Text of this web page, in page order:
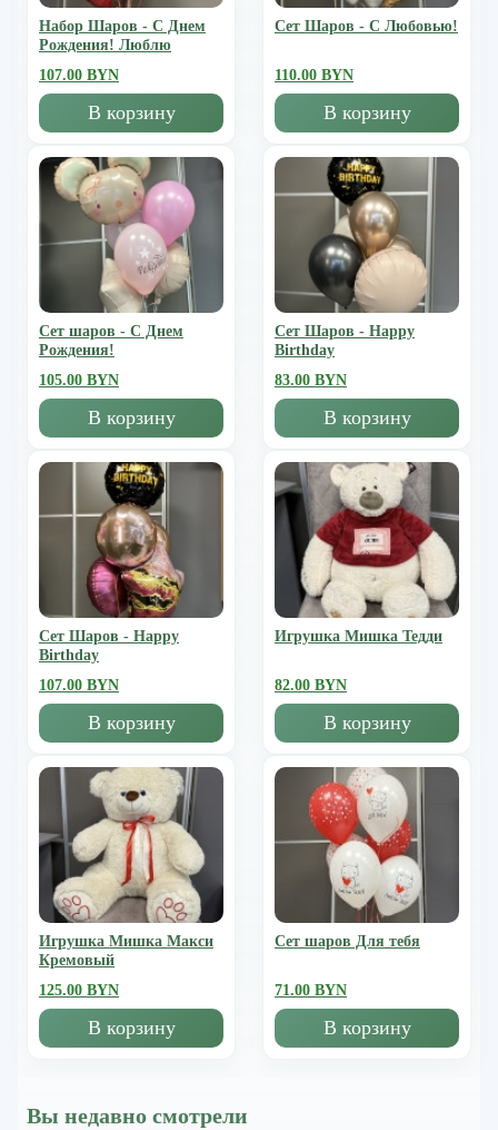
Набор Шаров - С Днем
Рождения! Люблю
107.00 BYN
В корзину
Сет Шаров - С Любовью!
110.00 BYN
В корзину
Сет шаров - С Днем
Рождения!
105.00 BYN
В корзину
Сет Шаров - Happy
Birthday
83.00 BYN
В корзину
Сет Шаров - Happy
Birthday
107.00 BYN
В корзину
Игрушка Мишка Тедди
82.00 BYN
В корзину
Игрушка Мишка Mакси
Кремовый
125.00 BYN
В корзину
Сет шаров Для тебя
71.00 BYN
В корзину
Вы недавно смотрели